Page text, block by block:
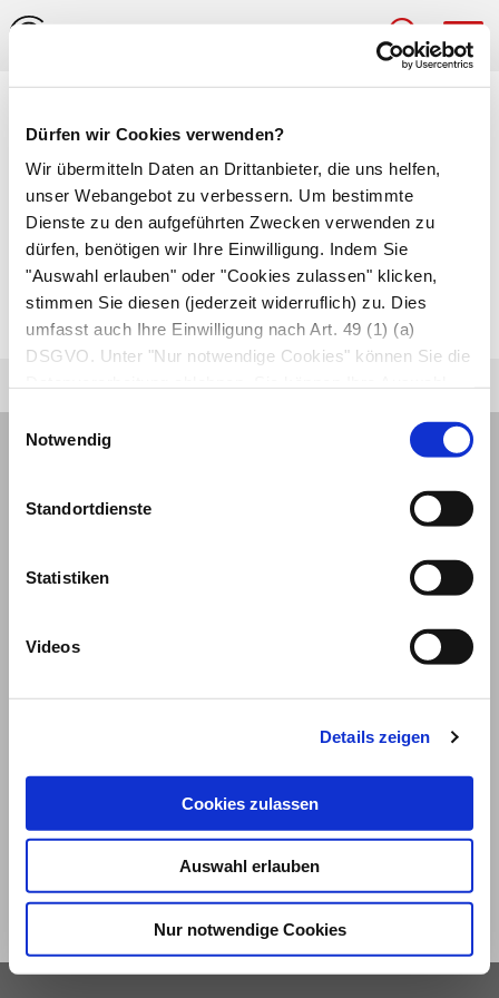
Dürfen wir Cookies verwenden?
Wir übermitteln Daten an Drittanbieter, die uns helfen,
unser Webangebot zu verbessern. Um bestimmte
Dienste zu den aufgeführten Zwecken verwenden zu
dürfen, benötigen wir Ihre Einwilligung. Indem Sie
"Auswahl erlauben" oder "Cookies zulassen" klicken,
stimmen Sie diesen (jederzeit widerruflich) zu. Dies
umfasst auch Ihre Einwilligung nach Art. 49 (1) (a)
DSGVO. Unter "Nur notwendige Cookies" können Sie die
Einwilligungsauswahl
Notwendig
Standortdienste
Statistiken
Videos
Details zeigen
Cookies zulassen
Auswahl erlauben
Nur notwendige Cookies
Saccus
Sackartiger Abschnitt am Ende eines
Hohlorgans. Beispiele hierfür sind der
Bindehautsack( Saccus conjunctiviae ) und der
Tränensack(Saccus lacrimalis).
Datenschutz Privatsphäre